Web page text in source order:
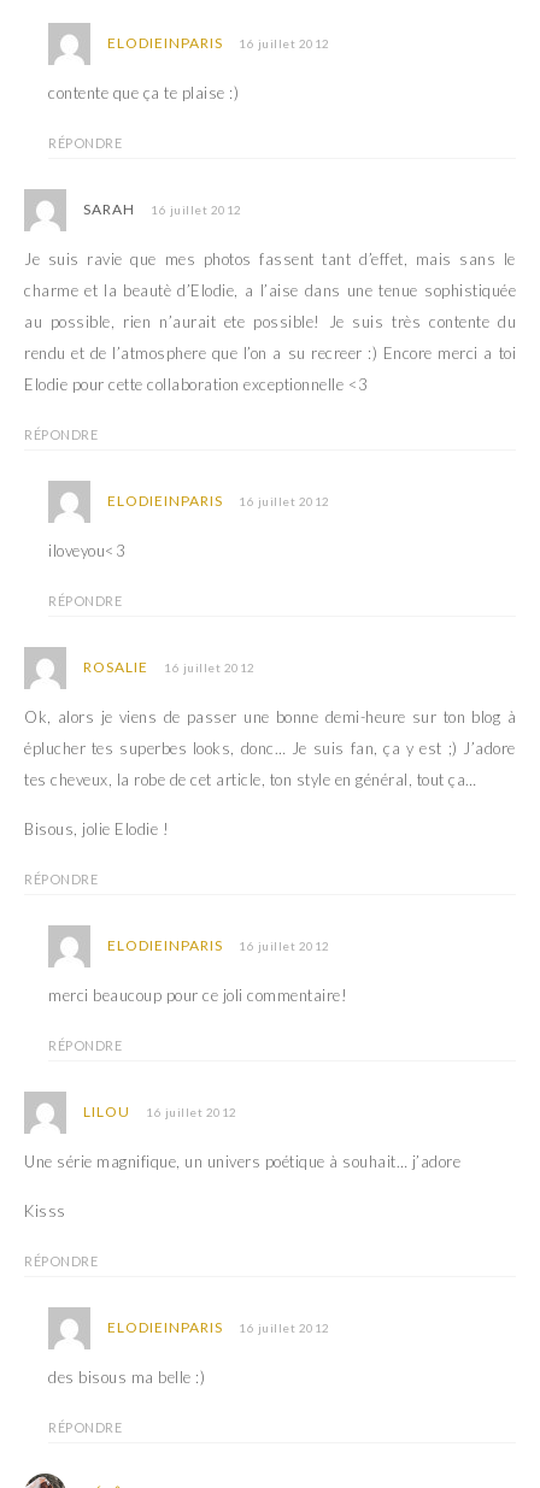
ELODIEINPARIS 16 juillet 2012
contente que ça te plaise :)
RÉPONDRE
SARAH 16 juillet 2012
Je suis ravie que mes photos fassent tant d’effet, mais sans le
charme et la beautè d’Elodie, a l’aise dans une tenue sophistiquée
au possible, rien n’aurait ete possible! Je suis très contente du
rendu et de l’atmosphere que l’on a su recreer :) Encore merci a toi
Elodie pour cette collaboration exceptionnelle <3
RÉPONDRE
ELODIEINPARIS 16 juillet 2012
iloveyou<3
RÉPONDRE
ROSALIE 16 juillet 2012
Ok, alors je viens de passer une bonne demi-heure sur ton blog à
éplucher tes superbes looks, donc… Je suis fan, ça y est ;) J’adore
tes cheveux, la robe de cet article, ton style en général, tout ça…
Bisous, jolie Elodie !
RÉPONDRE
ELODIEINPARIS 16 juillet 2012
merci beaucoup pour ce joli commentaire!
RÉPONDRE
LILOU 16 juillet 2012
Une série magnifique, un univers poétique à souhait… j’adore
Kisss
RÉPONDRE
ELODIEINPARIS 16 juillet 2012
des bisous ma belle :)
RÉPONDRE